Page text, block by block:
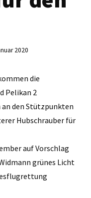
2020
die
Pelikan 2
an den Stützpunkten
Hubschrauber für
auf Vorschlag
grünes Licht